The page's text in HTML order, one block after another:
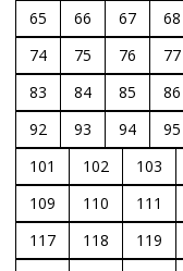
65
66 67 68
74
75 76 77
83
84 85 86
92
93 94 95
101
102 103
109
110 111
117
118 119